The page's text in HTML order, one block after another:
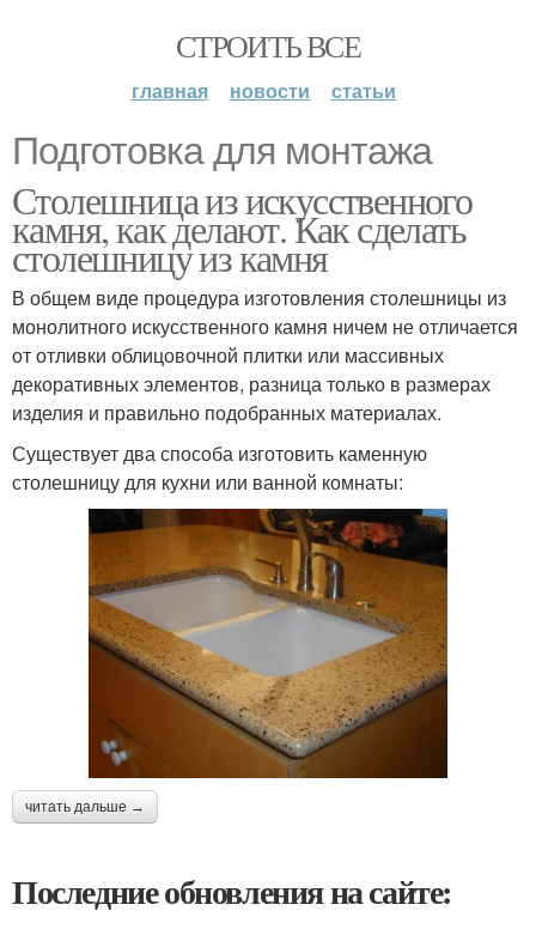
СТРОИТЬ ВСЕ
главная новости статьи
Подготовка для монтажа
Столешница из искусственного
камня, как делают. Как сделать
столешницу из камня
В общем виде процедура изготовления столешницы из
монолитного искусственного камня ничем не отличается
от отливки облицовочной плитки или массивных
декоративных элементов, разница только в размерах
изделия и правильно подобранных материалах.
Существует два способа изготовить каменную
столешницу для кухни или ванной комнаты:
читать дальше →
Последние обновления на сайте: